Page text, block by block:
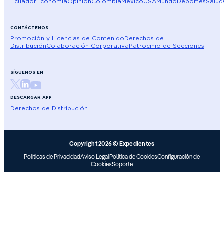
CONTÁCTENOS
Promoción y Licencias de ContenidoDerechos de
DistribuciónColaboración CorporativaPatrocinio de Secciones
SÍGUENOS EN
DESCARGAR APP
Derechos de Distribución
Copyright 2026 © Expedientes
Políticas de PrivacidadAviso LegalPolítica de CookiesConfiguración de
CookiesSoporte